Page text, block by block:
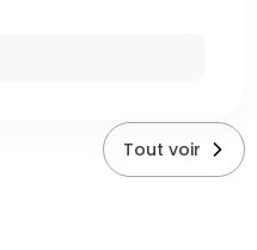
Tout voir